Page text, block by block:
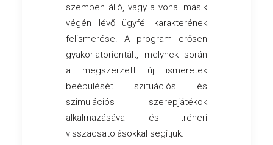
szemben álló, vagy a vonal másik
végén lévő ügyfél karakterének
felismerése. A program erősen
gyakorlatorientált, melynek során
a megszerzett új ismeretek
beépülését szituációs és
szimulációs szerepjátékok
alkalmazásával és tréneri
visszacsatolásokkal segítjük.